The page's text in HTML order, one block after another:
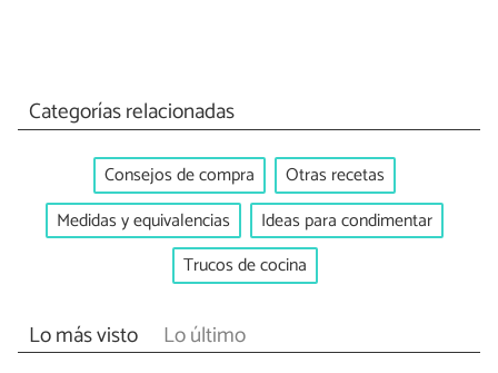
Categorías relacionadas
Consejos de compra
Otras recetas
Medidas y equivalencias
Ideas para condimentar
Trucos de cocina
Lo más visto Lo último